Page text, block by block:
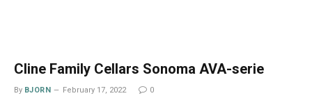
Cline Family Cellars Sonoma AVA-serie
By BJORN February 17, 2022 0